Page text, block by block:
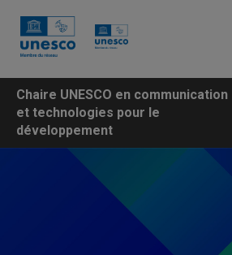
Chaire UNESCO en communication
et technologies pour le
développement